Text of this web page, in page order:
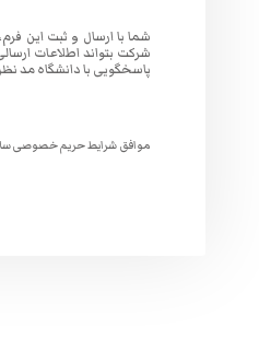
شما با ارسال و ثبت این
شرکت بتواند اطلاعات
پاسخگویی با دانشگاه مد
موافق شرایط حریم خصوصی